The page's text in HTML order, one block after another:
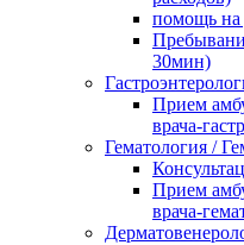
помощь на
30мин)
Прием
врача-
Гематология /
Прием
врача-